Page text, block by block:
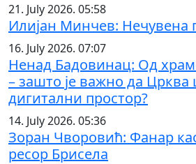
21. July 2026. 05:58
Илијан Минчев: Нечувена
16. July 2026. 07:07
Ненад Бадовинац: Од
– зашто је важно да Црква
дигитални простор?
14. July 2026. 05:36
Зоран Чворовић: Фанар
ресор Брисела